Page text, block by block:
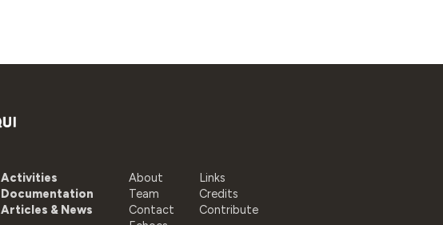
Activities
Documentation
Articles & News
About
Team
Contact
Links
Credits
Contribute